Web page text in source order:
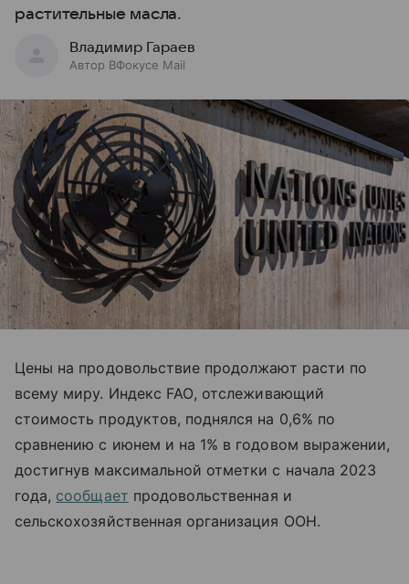
растительные масла.
Владимир Гараев
Автор ВФокусе Mail
Цены на продовольствие продолжают расти по
всему миру. Индекс FAO, отслеживающий
стоимость продуктов, поднялся на 0,6% по
сравнению с июнем и на 1% в годовом выражении,
достигнув максимальной отметки с начала 2023
года, сообщает продовольственная и
сельскохозяйственная организация ООН.